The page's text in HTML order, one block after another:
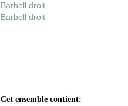
Barbell droit
Barbell droit
Cet ensemble contient: